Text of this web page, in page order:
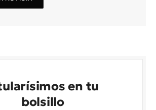
en tu
bolsillo